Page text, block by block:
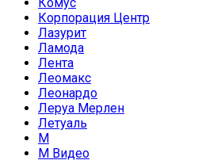
Корпорация Центр
Лазурит
Ламода
Лента
Леомакс
Леонардо
Леруа Мерлен
Летуаль
М
М Видео